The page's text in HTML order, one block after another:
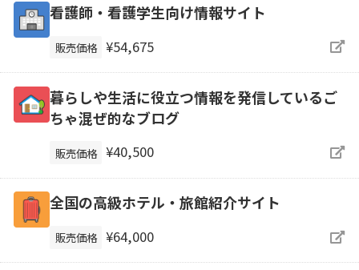
看護師・看護学生向け情報サイト
販売価格 ¥54,675
暮らしや生活に役立つ情報を発信しているご
ちゃ混ぜ的なブログ
販売価格 ¥40,500
全国の高級ホテル・旅館紹介サイト
販売価格 ¥64,000